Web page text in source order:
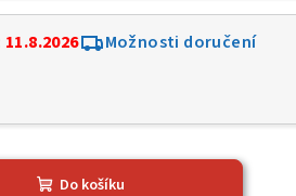
11.8.2026 Možnosti doručení
Do košíku